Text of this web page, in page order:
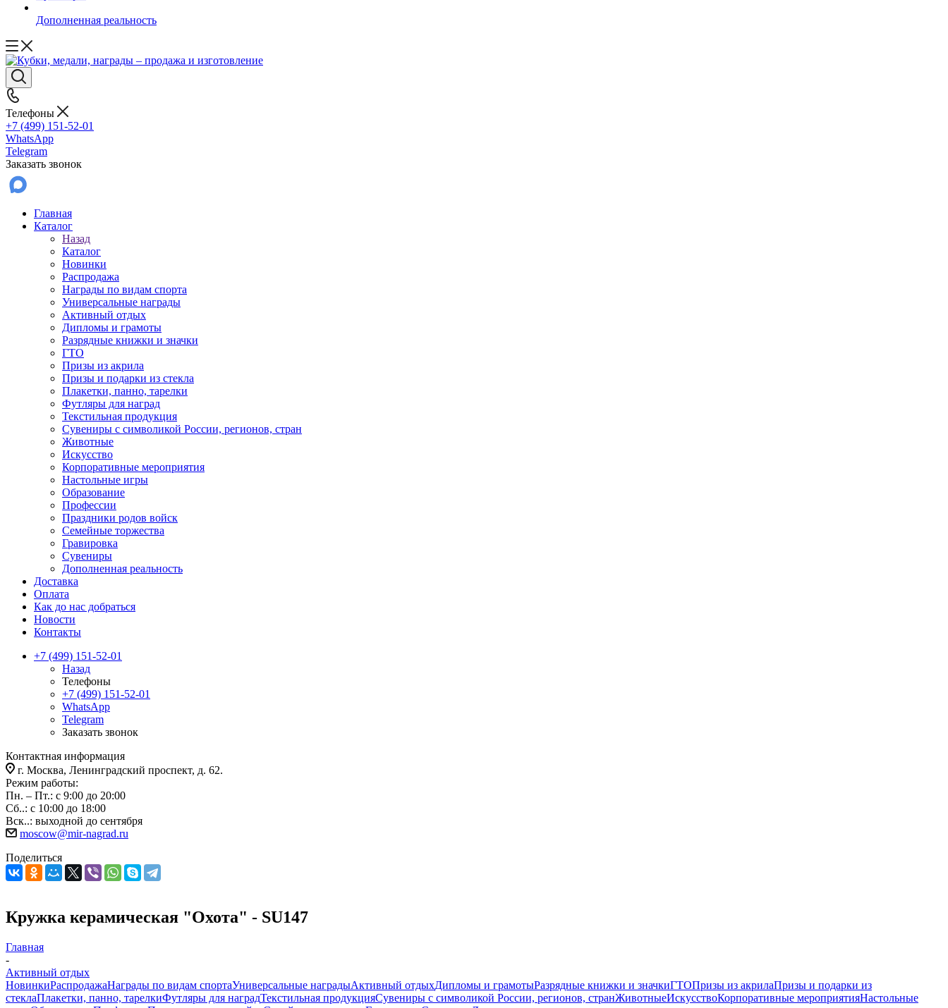
Дополненная реальность
Телефоны
+7 (499) 151-52-01
WhatsApp
Telegram
Заказать звонок
Главная
Каталог
Назад
Каталог
Новинки
Распродажа
Награды по видам спорта
Универсальные награды
Активный отдых
Дипломы и грамоты
Разрядные книжки и значки
ГТО
Призы из акрила
Призы и подарки из стекла
Плакетки, панно, тарелки
Футляры для наград
Текстильная продукция
Сувениры с символикой России, регионов, стран
Животные
Искусство
Корпоративные мероприятия
Настольные игры
Образование
Профессии
Праздники родов войск
Семейные торжества
Гравировка
Сувениры
Дополненная реальность
Доставка
Оплата
Как до нас добраться
Новости
Контакты
+7 (499) 151-52-01
Назад
Телефоны
+7 (499) 151-52-01
WhatsApp
Telegram
Заказать звонок
Контактная информация
г. Москва, Ленинградский проспект, д. 62.
Режим работы:
Пн. – Пт.: с 9:00 до 20:00
Сб..: с 10:00 до 18:00
Вск..: выходной до сентября
moscow@mir-nagrad.ru
Поделиться
Кружка керамическая "Охота" - SU147
Главная
-
Активный отдых
НовинкиРаспродажаНаграды по видам спортаУниверсальные наградыАктивный отдыхДипломы и грамотыРазрядные книжки и значкиГТОПризы из акрилаПризы и подарки из
стеклаПлакетки, панно, тарелкиФутляры для наградТекстильная продукцияСувениры с символикой России, регионов, странЖивотныеИскусствоКорпоративные мероприятияНастольные